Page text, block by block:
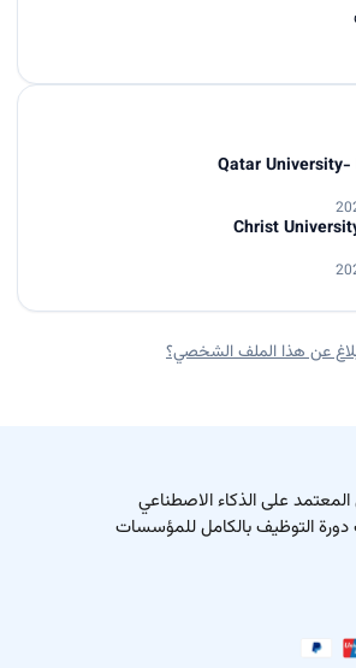
Qatar University-
Christ
عن هذا الملف الشخصي؟
على الذكاء الاصطناعي
دورة التوظيف بالكامل للمؤسسات